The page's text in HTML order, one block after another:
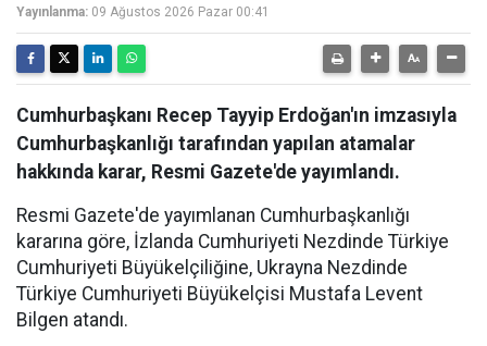
Yayınlanma: 09 Ağustos 2026 Pazar 00:41
Cumhurbaşkanı Recep Tayyip Erdoğan'ın imzasıyla
Cumhurbaşkanlığı tarafından yapılan atamalar
hakkında karar, Resmi Gazete'de yayımlandı.
Resmi Gazete'de yayımlanan Cumhurbaşkanlığı
kararına göre, İzlanda Cumhuriyeti Nezdinde Türkiye
Cumhuriyeti Büyükelçiliğine, Ukrayna Nezdinde
Türkiye Cumhuriyeti Büyükelçisi Mustafa Levent
Bilgen atandı.